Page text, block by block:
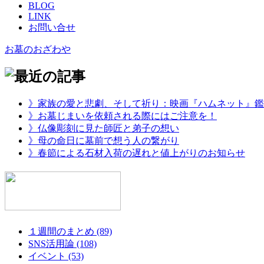
BLOG
LINK
お問い合せ
お墓のおざわや
》家族の愛と悲劇、そして祈り：映画『ハムネット』
》お墓じまいを依頼される際にはご注意を！
》仏像彫刻に見た師匠と弟子の想い
》母の命日に墓前で想う人の繋がり
》春節による石材入荷の遅れと値上がりのお知らせ
１週間のまとめ (89)
SNS活用論 (108)
イベント (53)